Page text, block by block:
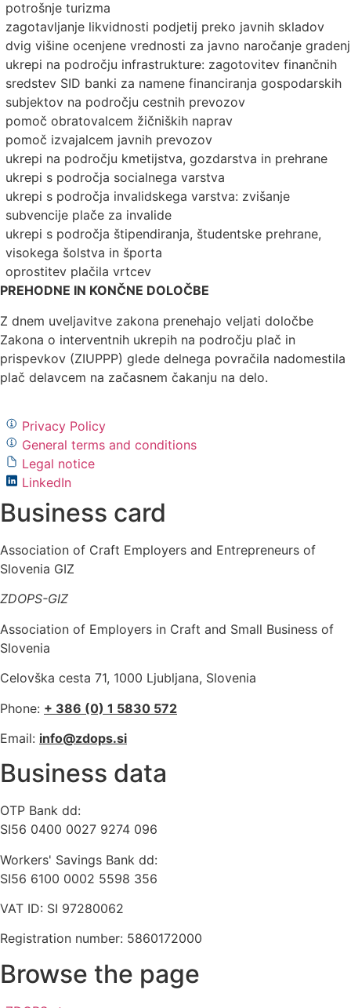
potrošnje turizma
zagotavljanje likvidnosti podjetij preko javnih skladov
dvig višine ocenjene vrednosti za javno naročanje gradenj
ukrepi na področju infrastrukture: zagotovitev finančnih
sredstev SID banki za namene financiranja gospodarskih
subjektov na področju cestnih prevozov
pomoč obratovalcem žičniških naprav
pomoč izvajalcem javnih prevozov
ukrepi na področju kmetijstva, gozdarstva in prehrane
ukrepi s področja socialnega varstva
ukrepi s področja invalidskega varstva: zvišanje
subvencije plače za invalide
ukrepi s področja štipendiranja, študentske prehrane,
visokega šolstva in športa
oprostitev plačila vrtcev
PREHODNE IN KONČNE DOLOČBE
Z dnem uveljavitve zakona prenehajo veljati določbe
Zakona o interventnih ukrepih na področju plač in
prispevkov (ZIUPPP) glede delnega povračila nadomestila
plač delavcem na začasnem čakanju na delo.
Privacy Policy
General terms and conditions
Legal notice
LinkedIn
Business card
Association of Craft Employers and Entrepreneurs of
Slovenia GIZ
ZDOPS-GIZ
Association of Employers in Craft and Small Business of
Slovenia
Celovška cesta 71, 1000 Ljubljana, Slovenia
Phone: + 386 (0) 1 5830 572
Email: info@zdops.si
Business data
OTP Bank dd:
SI56 0400 0027 9274 096
Workers' Savings Bank dd:
SI56 6100 0002 5598 356
VAT ID: SI 97280062
Registration number: 5860172000
Browse the page